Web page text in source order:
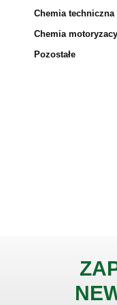
Chemia techniczna
Chemia
Pozostałe